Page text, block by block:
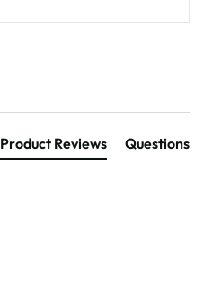
Product Reviews Questions